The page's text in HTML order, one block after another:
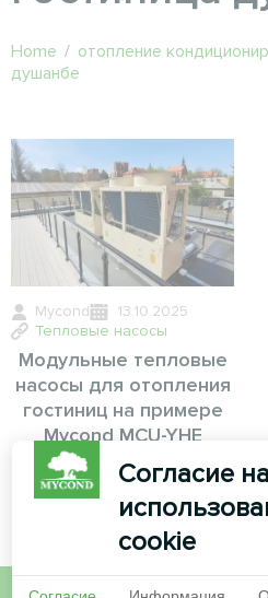
Home / отопление
душанбе
Mycond
13.10.2025
Тепловые насосы
Модульные тепловые
насосы для отопления
гостиниц на примере
Mycond MCU-YHE
Согласие на
cookie